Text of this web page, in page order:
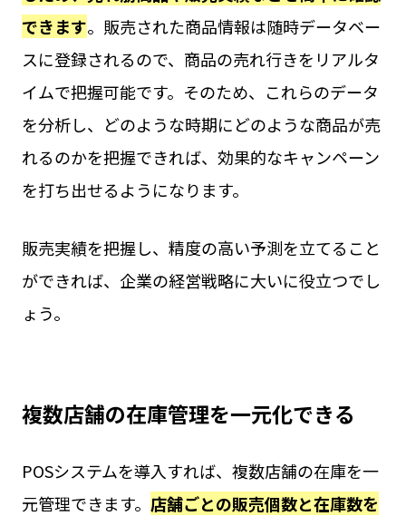
できます。販売された商品情報は随時データベー
スに登録されるので、商品の売れ行きをリアルタ
イムで把握可能です。そのため、これらのデータ
を分析し、どのような時期にどのような商品が売
れるのかを把握できれば、効果的なキャンペーン
を打ち出せるようになります。
販売実績を把握し、精度の高い予測を立てること
ができれば、企業の経営戦略に大いに役立つでし
ょう。
複数店舗の在庫管理を一元化できる
POSシステムを導入すれば、複数店舗の在庫を一
元管理できます。 店舗ごとの販売個数と在庫数を